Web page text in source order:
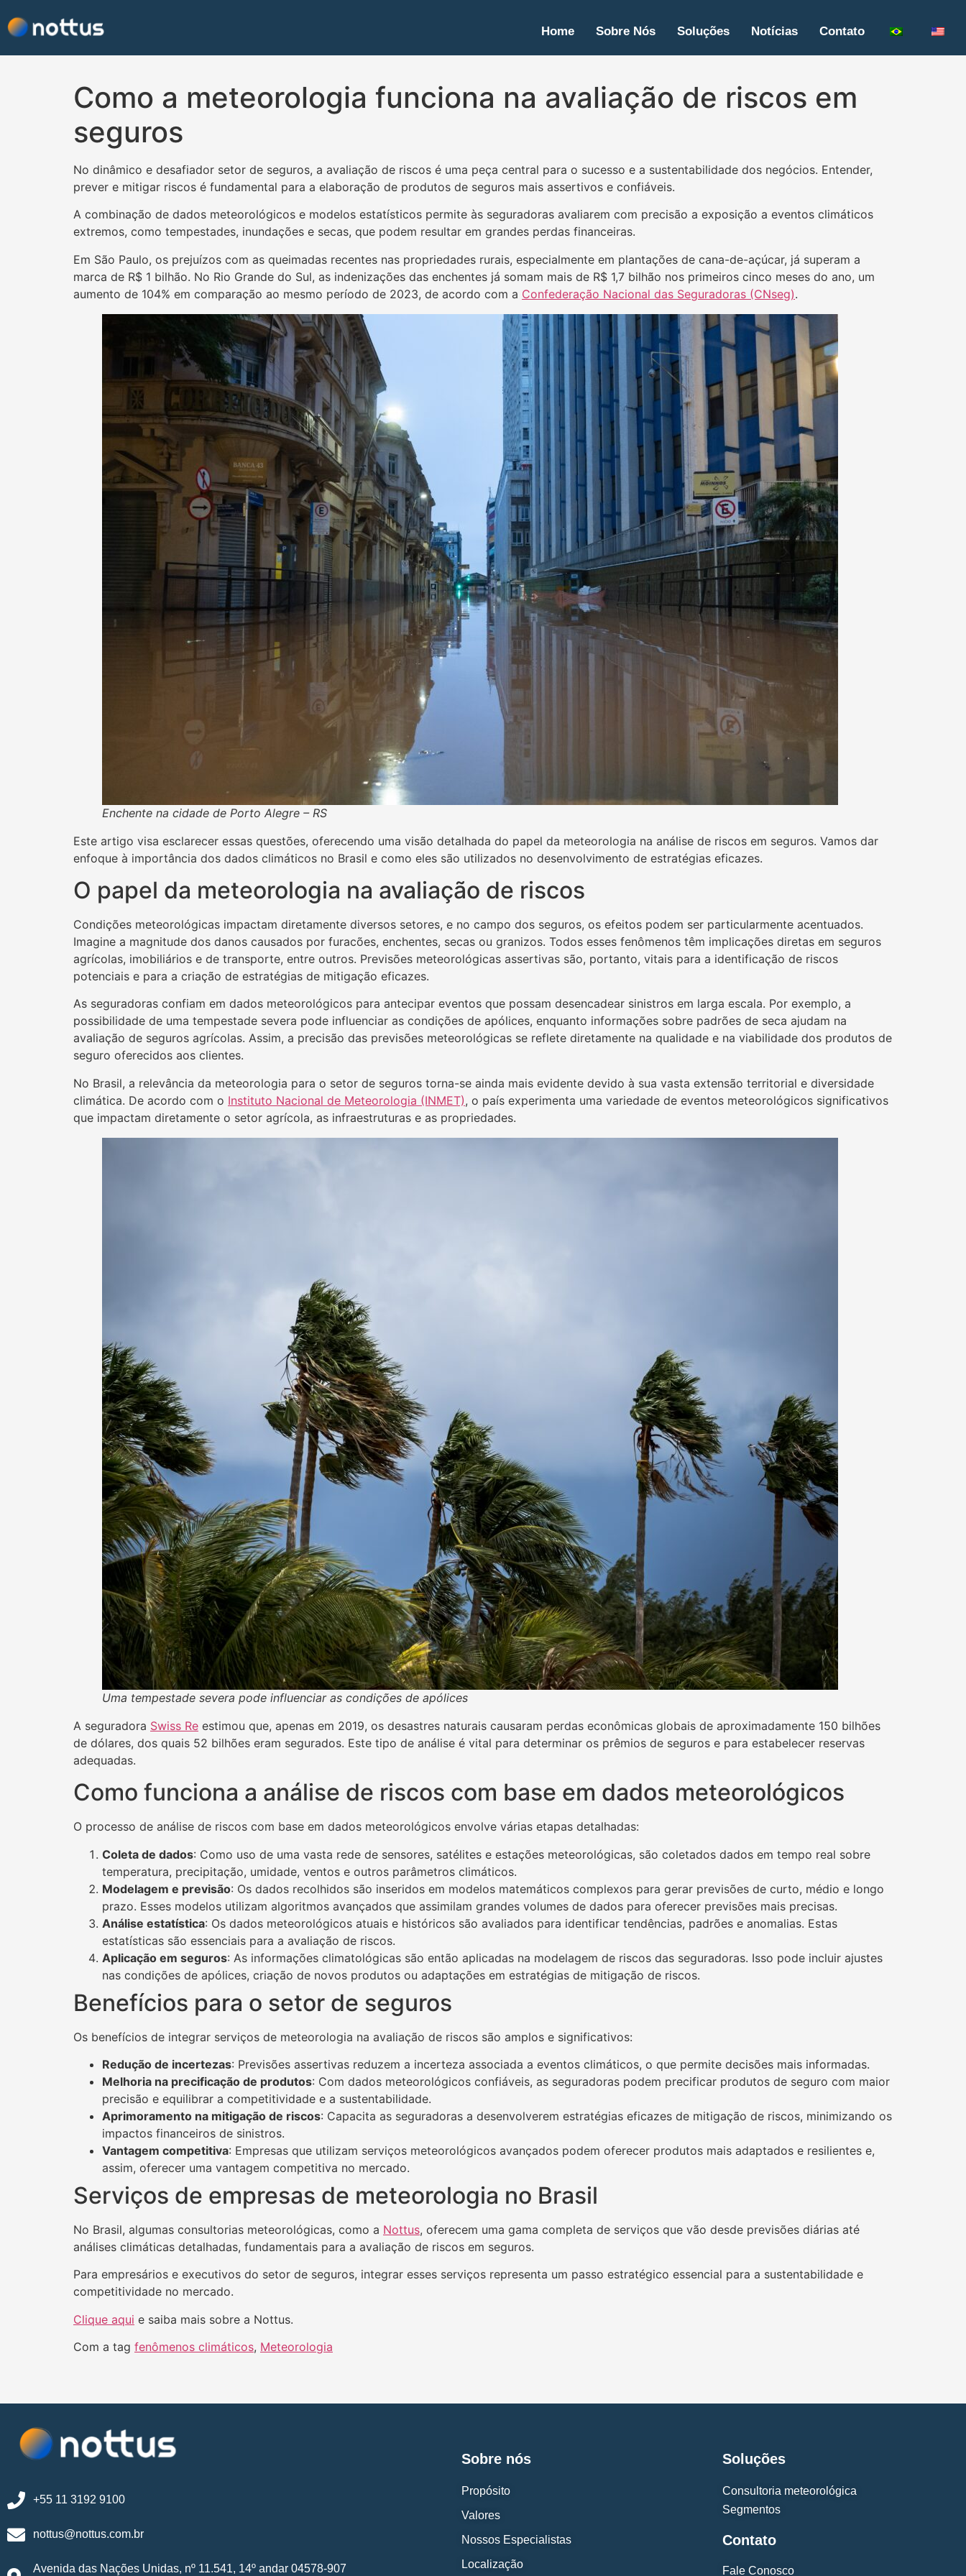
Home Sobre Nós Soluções Notícias Contato
Como a meteorologia funciona na avaliação de riscos em
seguros
No dinâmico e desafiador setor de seguros, a avaliação de riscos é uma peça central para o sucesso e a sustentabilidade dos negócios. Entender,
prever e mitigar riscos é fundamental para a elaboração de produtos de seguros mais assertivos e confiáveis.
A combinação de dados meteorológicos e modelos estatísticos permite às seguradoras avaliarem com precisão a exposição a eventos climáticos
extremos, como tempestades, inundações e secas, que podem resultar em grandes perdas financeiras.
Em São Paulo, os prejuízos com as queimadas recentes nas propriedades rurais, especialmente em plantações de cana-de-açúcar, já superam a
marca de R$ 1 bilhão. No Rio Grande do Sul, as indenizações das enchentes já somam mais de R$ 1,7 bilhão nos primeiros cinco meses do ano, um
aumento de 104% em comparação ao mesmo período de 2023, de acordo com a Confederação Nacional das Seguradoras (CNseg).
Enchente na cidade de Porto Alegre – RS
Este artigo visa esclarecer essas questões, oferecendo uma visão detalhada do papel da meteorologia na análise de riscos em seguros. Vamos dar
enfoque à importância dos dados climáticos no Brasil e como eles são utilizados no desenvolvimento de estratégias eficazes.
O papel da meteorologia na avaliação de riscos
Condições meteorológicas impactam diretamente diversos setores, e no campo dos seguros, os efeitos podem ser particularmente acentuados.
Imagine a magnitude dos danos causados por furacões, enchentes, secas ou granizos. Todos esses fenômenos têm implicações diretas em seguros
agrícolas, imobiliários e de transporte, entre outros. Previsões meteorológicas assertivas são, portanto, vitais para a identificação de riscos
potenciais e para a criação de estratégias de mitigação eficazes.
As seguradoras confiam em dados meteorológicos para antecipar eventos que possam desencadear sinistros em larga escala. Por exemplo, a
possibilidade de uma tempestade severa pode influenciar as condições de apólices, enquanto informações sobre padrões de seca ajudam na
avaliação de seguros agrícolas. Assim, a precisão das previsões meteorológicas se reflete diretamente na qualidade e na viabilidade dos produtos de
seguro oferecidos aos clientes.
No Brasil, a relevância da meteorologia para o setor de seguros torna-se ainda mais evidente devido à sua vasta extensão territorial e diversidade
climática. De acordo com o Instituto Nacional de Meteorologia (INMET), o país experimenta uma variedade de eventos meteorológicos significativos
que impactam diretamente o setor agrícola, as infraestruturas e as propriedades.
Uma tempestade severa pode influenciar as condições de apólices
A seguradora Swiss Re estimou que, apenas em 2019, os desastres naturais causaram perdas econômicas globais de aproximadamente 150 bilhões
de dólares, dos quais 52 bilhões eram segurados. Este tipo de análise é vital para determinar os prêmios de seguros e para estabelecer reservas
adequadas.
Como funciona a análise de riscos com base em dados meteorológicos
O processo de análise de riscos com base em dados meteorológicos envolve várias etapas detalhadas:
Coleta de dados: Como uso de uma vasta rede de sensores, satélites e estações meteorológicas, são coletados dados em tempo real sobre
temperatura, precipitação, umidade, ventos e outros parâmetros climáticos.
Modelagem e previsão: Os dados recolhidos são inseridos em modelos matemáticos complexos para gerar previsões de curto, médio e longo
prazo. Esses modelos utilizam algoritmos avançados que assimilam grandes volumes de dados para oferecer previsões mais precisas.
Análise estatística: Os dados meteorológicos atuais e históricos são avaliados para identificar tendências, padrões e anomalias. Estas
estatísticas são essenciais para a avaliação de riscos.
Aplicação em seguros: As informações climatológicas são então aplicadas na modelagem de riscos das seguradoras. Isso pode incluir ajustes
nas condições de apólices, criação de novos produtos ou adaptações em estratégias de mitigação de riscos.
Benefícios para o setor de seguros
Os benefícios de integrar serviços de meteorologia na avaliação de riscos são amplos e significativos:
Redução de incertezas: Previsões assertivas reduzem a incerteza associada a eventos climáticos, o que permite decisões mais informadas.
Melhoria na precificação de produtos: Com dados meteorológicos confiáveis, as seguradoras podem precificar produtos de seguro com maior
precisão e equilibrar a competitividade e a sustentabilidade.
Aprimoramento na mitigação de riscos: Capacita as seguradoras a desenvolverem estratégias eficazes de mitigação de riscos, minimizando os
impactos financeiros de sinistros.
Vantagem competitiva: Empresas que utilizam serviços meteorológicos avançados podem oferecer produtos mais adaptados e resilientes e,
assim, oferecer uma vantagem competitiva no mercado.
Serviços de empresas de meteorologia no Brasil
No Brasil, algumas consultorias meteorológicas, como a Nottus, oferecem uma gama completa de serviços que vão desde previsões diárias até
análises climáticas detalhadas, fundamentais para a avaliação de riscos em seguros.
Para empresários e executivos do setor de seguros, integrar esses serviços representa um passo estratégico essencial para a sustentabilidade e
competitividade no mercado.
Clique aqui e saiba mais sobre a Nottus.
Com a tag fenômenos climáticos, Meteorologia
+55 11 3192 9100
nottus@nottus.com.br
Avenida das Nações Unidas, nº 11.541, 14º andar 04578-907
Sobre nós
Propósito
Valores
Nossos Especialistas
Localização
Soluções
Consultoria meteorológica
Segmentos
Contato
Fale Conosco